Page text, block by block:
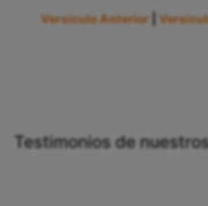
Versículo Anterior
Testimonios de